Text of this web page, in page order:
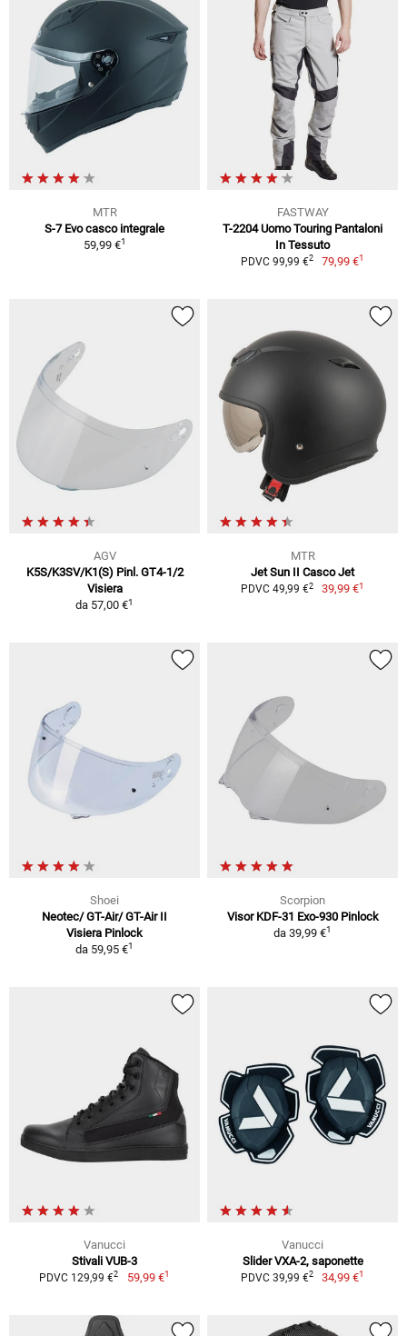
MTR
S-7 Evo casco integrale
59,99 €1
FASTWAY
T-2204 Uomo Touring Pantaloni
In Tessuto
PDVC 99,99 €2 79,99 €1
AGV
K5S/K3SV/K1(S) Pinl. GT4-1/2
Visiera
da 57,00 €1
MTR
Jet Sun II Casco Jet
PDVC 49,99 €2 39,99 €1
Shoei
Neotec/ GT-Air/ GT-Air II
Visiera Pinlock
da 59,95 €1
Scorpion
Visor KDF-31 Exo-930 Pinlock
da 39,99 €1
Vanucci
Stivali VUB-3
PDVC 129,99 €2 59,99 €1
Vanucci
Slider VXA-2, saponette
PDVC 39,99 €2 34,99 €1